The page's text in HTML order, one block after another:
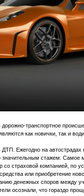
транспортное
как новички, так и
Ежегодно на
значительным стажем.
страховой компанией, по
или приобретение
денежных споров между
осознали, что гораздо